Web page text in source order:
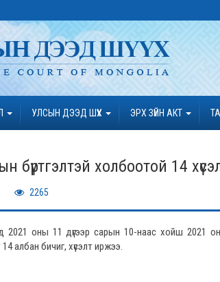
УЛСЫН ДЭЭД ШҮҮХ ЭРХ ЗҮЙН АКТ
бүртгэлтэй холбоотой 14
2265
2021 оны 11 дүгээр сарын 10-наас хойш 2021
албан бичиг, хүсэлт иржээ.